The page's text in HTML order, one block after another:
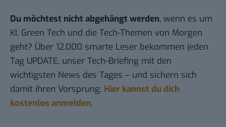
Du möchtest nicht abgehängt werden, wenn es um
KI, Green Tech und die Tech-Themen von Morgen
geht? Über 12.000 smarte Leser bekommen jeden
Tag UPDATE, unser Tech-Briefing mit den
wichtigsten News des Tages – und sichern sich
damit ihren Vorsprung. Hier kannst du dich
kostenlos anmelden.